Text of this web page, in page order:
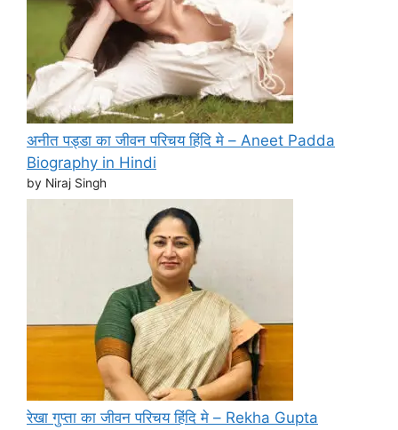
अनीत पड्डा का जीवन परिचय हिंदि मे – Aneet Padda
Biography in Hindi
by Niraj Singh
रेखा गुप्ता का जीवन परिचय हिंदि मे – Rekha Gupta